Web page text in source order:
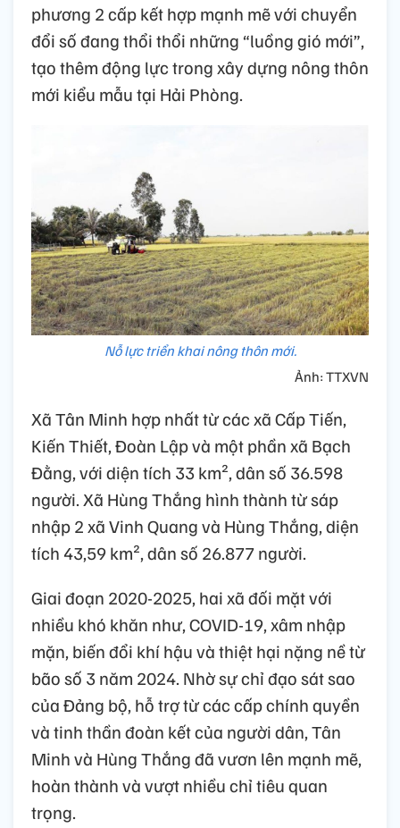
phương 2 cấp kết hợp mạnh mẽ với chuyển
đổi số đang thổi thổi những “luồng gió mới”,
tạo thêm động lực trong xây dựng nông thôn
mới kiểu mẫu tại Hải Phòng.
Nỗ lực triển khai nông thôn mới.
Ảnh: TTXVN
Xã Tân Minh hợp nhất từ các xã Cấp Tiến,
Kiến Thiết, Đoàn Lập và một phần xã Bạch
Đằng, với diện tích 33 km², dân số 36.598
người. Xã Hùng Thắng hình thành từ sáp
nhập 2 xã Vinh Quang và Hùng Thắng, diện
tích 43,59 km², dân số 26.877 người.
Giai đoạn 2020-2025, hai xã đối mặt với
nhiều khó khăn như, COVID-19, xâm nhập
mặn, biến đổi khí hậu và thiệt hại nặng nề từ
bão số 3 năm 2024. Nhờ sự chỉ đạo sát sao
của Đảng bộ, hỗ trợ từ các cấp chính quyền
và tinh thần đoàn kết của người dân, Tân
Minh và Hùng Thắng đã vươn lên mạnh mẽ,
hoàn thành và vượt nhiều chỉ tiêu quan
trọng.